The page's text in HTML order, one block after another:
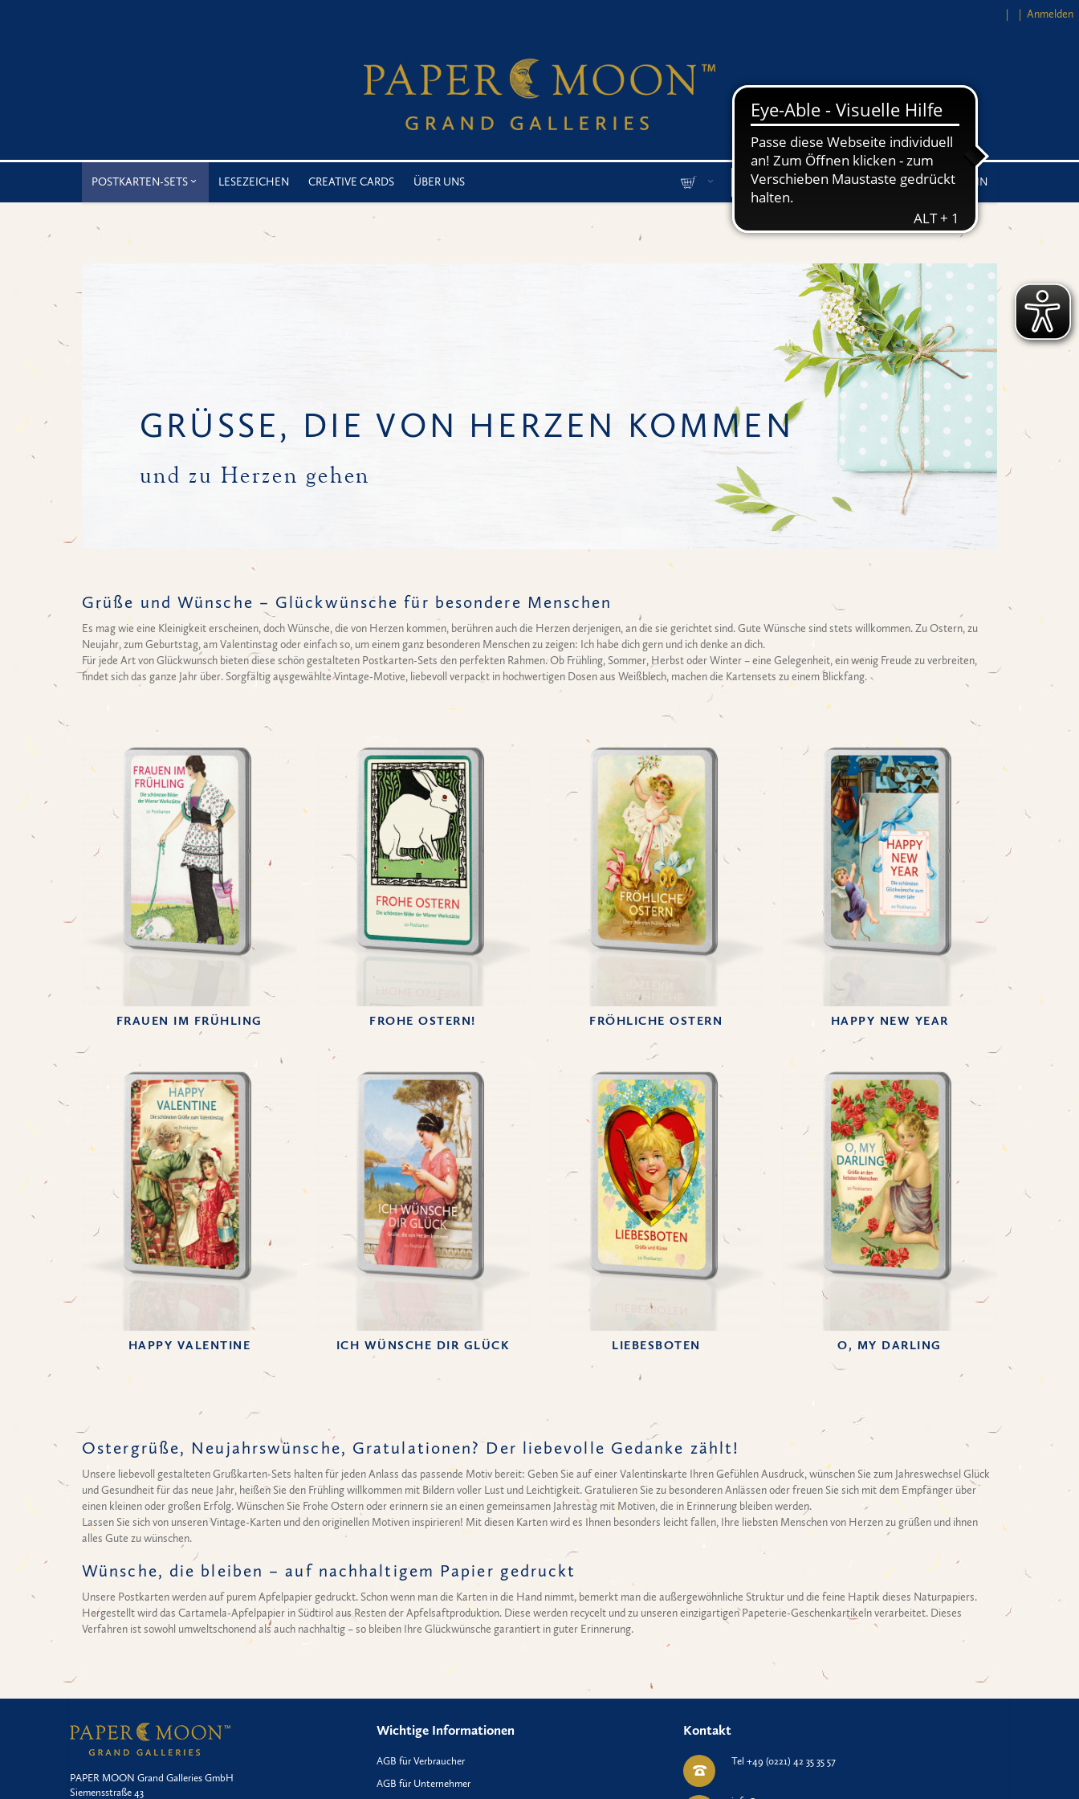
Anmelden
Händler LOG-IN
POSTKARTEN-SETS LESEZEICHEN CREATIVE CARDS ÜBER UNS
GRÜSSE, DIE VON HERZEN KOMMEN
und zu Herzen gehen
Grüße und Wünsche – Glückwünsche für besondere Menschen
Es mag wie eine Kleinigkeit erscheinen, doch Wünsche, die von Herzen kommen, berühren auch die Herzen derjenigen, an die sie gerichtet sind. Gute Wünsche sind stets willkommen. Zu Ostern, zu
Neujahr, zum Geburtstag, am Valentinstag oder einfach so, um einem ganz besonderen Menschen zu zeigen: Ich habe dich gern und ich denke an dich.
Für jede Art von Glückwunsch bieten diese schön gestalteten Postkarten-Sets den perfekten Rahmen. Ob Frühling, Sommer, Herbst oder Winter – eine Gelegenheit, ein wenig Freude zu verbreiten,
findet sich das ganze Jahr über. Sorgfältig ausgewählte Vintage-Motive, liebevoll verpackt in hochwertigen Dosen aus Weißblech, machen die Kartensets zu einem Blickfang.
FRAUEN IM FRÜHLING FROHE OSTERN! FRÖHLICHE OSTERN HAPPY NEW YEAR
HAPPY VALENTINE ICH WÜNSCHE DIR GLÜCK LIEBESBOTEN O, MY DARLING
Ostergrüße, Neujahrswünsche, Gratulationen? Der liebevolle Gedanke zählt!
Unsere liebevoll gestalteten Grußkarten-Sets halten für jeden Anlass das passende Motiv bereit: Geben Sie auf einer Valentinskarte Ihren Gefühlen Ausdruck, wünschen Sie zum Jahreswechsel Glück
und Gesundheit für das neue Jahr, heißen Sie den Frühling willkommen mit Bildern voller Lust und Leichtigkeit. Gratulieren Sie zu besonderen Anlässen oder freuen Sie sich mit dem Empfänger über
einen kleinen oder großen Erfolg. Wünschen Sie Frohe Ostern oder erinnern sie an einen gemeinsamen Jahrestag mit Motiven, die in Erinnerung bleiben werden.
Lassen Sie sich von unseren Vintage-Karten und den originellen Motiven inspirieren! Mit diesen Karten wird es Ihnen besonders leicht fallen, Ihre liebsten Menschen von Herzen zu grüßen und ihnen
alles Gute zu wünschen.
Wünsche, die bleiben – auf nachhaltigem Papier gedruckt
Unsere Postkarten werden auf purem Apfelpapier gedruckt. Schon wenn man die Karten in die Hand nimmt, bemerkt man die außergewöhnliche Struktur und die feine Haptik dieses Naturpapiers.
Hergestellt wird das Cartamela-Apfelpapier in Südtirol aus Resten der Apfelsaftproduktion. Diese werden recycelt und zu unseren einzigartigen Papeterie-Geschenkartikeln verarbeitet. Dieses
Verfahren ist sowohl umweltschonend als auch nachhaltig – so bleiben Ihre Glückwünsche garantiert in guter Erinnerung.
PAPER MOON Grand Galleries GmbH
Siemensstraße 43
Wichtige Informationen
AGB für Verbraucher
AGB für Unternehmer
Kontakt
Tel +49 (0221) 42 35 35 57